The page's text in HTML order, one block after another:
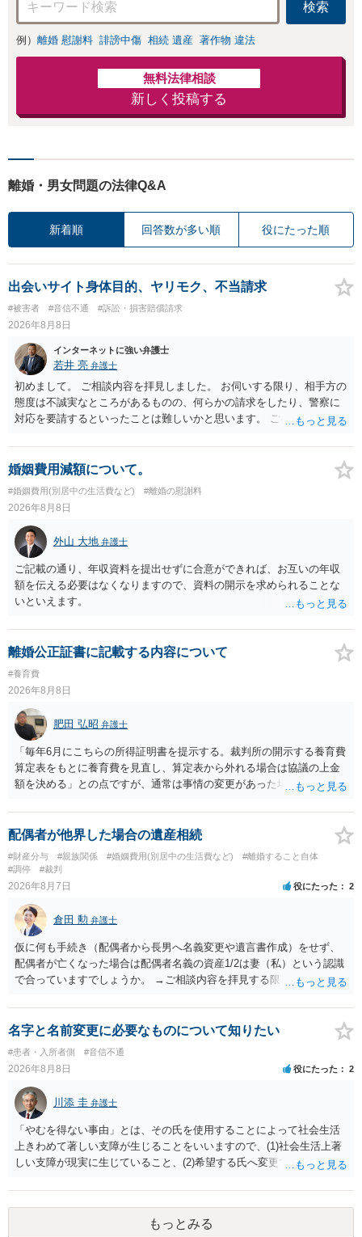
検索
例） 離婚 慰謝料 誹謗中傷 相続 遺産 著作物 違法
無料法律相談
新しく投稿する
離婚・男女問題の法律Q&A
新着順 回答数が多い順 役にたった順
出会いサイト身体目的、ヤリモク、不当請求
#被害者 #音信不通 #訴訟・損害賠償請求
2026年8月8日
インターネットに強い弁護士
若井 亮 弁護士
初めまして。 ご相談内容を拝見しました。 お伺いする限り、相手方の
態度は不誠実なところがあるものの、何らかの請求をしたり、警察に
対応を要請するといったことは難しいかと思います。 ご参考になれば
婚姻費用減額について。
#婚姻費用(別居中の生活費など) #離婚の慰謝料
2026年8月8日
外山 大地 弁護士
ご記載の通り、年収資料を提出せずに合意ができれば、お互いの年収
額を伝える必要はなくなりますので、資料の開示を求められることな
いといえます。
離婚公正証書に記載する内容について
#養育費
2026年8月8日
肥田 弘昭 弁護士
「毎年6月にこちらの所得証明書を提示する。裁判所の開示する養育費
算定表をもとに養育費を見直し、算定表から外れる場合は協議の上金
額を決める」との点ですが、通常は事情の変更があった場合に変更し
来なかった事情の変更により双方協議の上増減出来る」と「通知義務
に勤務先」が含まれているので、私に収入が入った事は相手に通知が
行く事になり、上記のような文言が無くても養育費の見直しは適宜出
来るかと思うのですが違うのでしょうか？との点はそのとおりかと思
います。養育費は事情の変更があった場合に変更するので毎年見直す
配偶者が他界した場合の遺産相続
#財産分与 #親族関係 #婚姻費用(別居中の生活費など)
#離婚すること自体
#調停
#裁判
2026年8月7日 役にたった 2
倉田 勲 弁護士
仮に何も手続き（配偶者から長男へ名義変更や遺言書作成）をせず、
配偶者が亡くなった場合は配偶者名義の資産1/2は妻（私）という認識
で合っていますでしょうか。 →ご相談内容を拝見する限りでは、その
完全に所有する場合は、他の相続人に対して自宅の評価額の１/２の代
償金の支払いが必要になります。
名字と名前変更に必要なものについて知りたい
#患者・入所者側 #音信不通
2026年8月8日 役にたった 2
川添 圭 弁護士
「やむを得ない事由」とは、その氏を使用することによって社会生活
上きわめて著しい支障が生じることをいいますので、(1)社会生活上著
しい支障が現実に生じていること、(2)希望する氏へ変更できればその
できるかどうかがポイントです。 記録中に現れた一切の事情が判断対
象ですので、上記(1)と(2)を説明できる資料は全て（ただし理路整然
に）提出することが必要になります。「フラッシュバック」とのこと
もっとみる